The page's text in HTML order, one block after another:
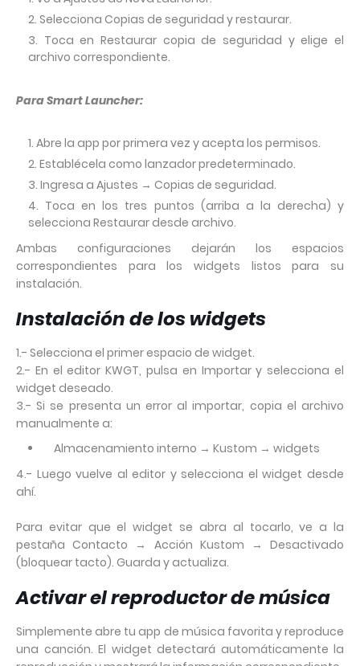
Selecciona Copias de seguridad y restaurar.
Toca en Restaurar copia de seguridad y elige el
archivo correspondiente.
Para Smart Launcher:
Abre la app por primera vez y acepta los permisos.
Establécela como lanzador predeterminado.
Ingresa a Ajustes → Copias de seguridad.
Toca en los tres puntos (arriba a la derecha) y
selecciona Restaurar desde archivo.
Ambas configuraciones dejarán los espacios
correspondientes para los widgets listos para su
instalación.
Instalación de los widgets
1.- Selecciona el primer espacio de widget.
2.- En el editor KWGT, pulsa en Importar y selecciona el
widget deseado.
3.- Si se presenta un error al importar, copia el archivo
manualmente a:
Almacenamiento interno → Kustom → widgets
4.- Luego vuelve al editor y selecciona el widget desde
ahí.
Para evitar que el widget se abra al tocarlo, ve a la
pestaña Contacto → Acción Kustom → Desactivado
(bloquear tacto). Guarda y actualiza.
Activar el reproductor de música
Simplemente abre tu app de música favorita y reproduce
una canción. El widget detectará automáticamente la